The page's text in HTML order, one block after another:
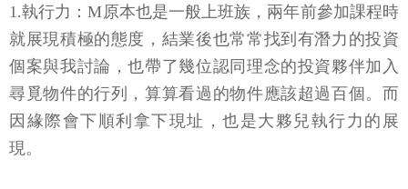
1.執行力：M原本也是一般上班族，兩年前參加課程時
就展現積極的態度，結業後也常常找到有潛力的投資
個案與我討論，也帶了幾位認同理念的投資夥伴加入
尋覓物件的行列，算算看過的物件應該超過百個。而
因緣際會下順利拿下現址，也是大夥兒執行力的展
現。